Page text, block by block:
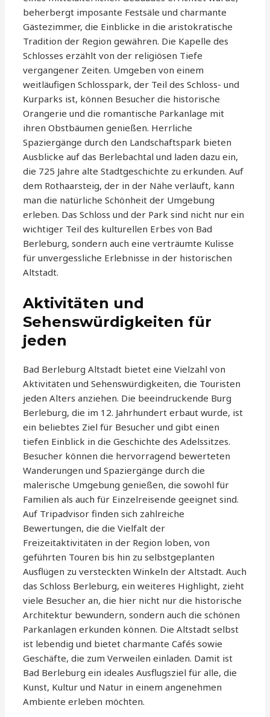
beherbergt imposante Festsäle und charmante
Gästezimmer, die Einblicke in die aristokratische
Tradition der Region gewähren. Die Kapelle des
Schlosses erzählt von der religiösen Tiefe
vergangener Zeiten. Umgeben von einem
weitläufigen Schlosspark, der Teil des Schloss- und
Kurparks ist, können Besucher die historische
Orangerie und die romantische Parkanlage mit
ihren Obstbäumen genießen. Herrliche
Spaziergänge durch den Landschaftspark bieten
Ausblicke auf das Berlebachtal und laden dazu ein,
die 725 Jahre alte Stadtgeschichte zu erkunden. Auf
dem Rothaarsteig, der in der Nähe verläuft, kann
man die natürliche Schönheit der Umgebung
erleben. Das Schloss und der Park sind nicht nur ein
wichtiger Teil des kulturellen Erbes von Bad
Berleburg, sondern auch eine verträumte Kulisse
für unvergessliche Erlebnisse in der historischen
Altstadt.
Aktivitäten und
Sehenswürdigkeiten für
jeden
Bad Berleburg Altstadt bietet eine Vielzahl von
Aktivitäten und Sehenswürdigkeiten, die Touristen
jeden Alters anziehen. Die beeindruckende Burg
Berleburg, die im 12. Jahrhundert erbaut wurde, ist
ein beliebtes Ziel für Besucher und gibt einen
tiefen Einblick in die Geschichte des Adelssitzes.
Besucher können die hervorragend bewerteten
Wanderungen und Spaziergänge durch die
malerische Umgebung genießen, die sowohl für
Familien als auch für Einzelreisende geeignet sind.
Auf Tripadvisor finden sich zahlreiche
Bewertungen, die die Vielfalt der
Freizeitaktivitäten in der Region loben, von
geführten Touren bis hin zu selbstgeplanten
Ausflügen zu versteckten Winkeln der Altstadt. Auch
das Schloss Berleburg, ein weiteres Highlight, zieht
viele Besucher an, die hier nicht nur die historische
Architektur bewundern, sondern auch die schönen
Parkanlagen erkunden können. Die Altstadt selbst
ist lebendig und bietet charmante Cafés sowie
Geschäfte, die zum Verweilen einladen. Damit ist
Bad Berleburg ein ideales Ausflugsziel für alle, die
Kunst, Kultur und Natur in einem angenehmen
Ambiente erleben möchten.